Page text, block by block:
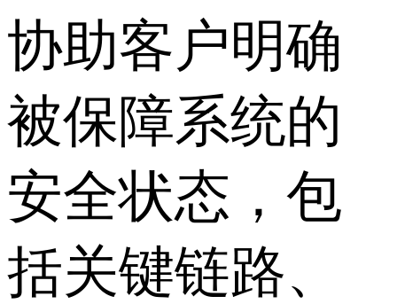
协助客户明确
被保障系统的
安全状态，包
括关键链路、